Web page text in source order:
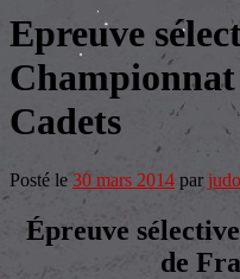
Epreuve
Cadets
Posté le 30 mars 2014 par judo
Épreuve
de